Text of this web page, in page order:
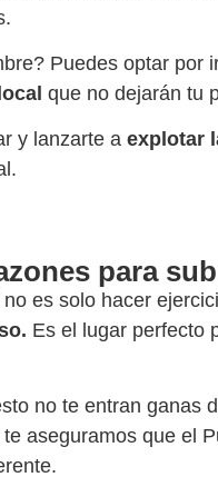
Puedes optar por
que no dejarán tu
y lanzarte a explotar
para
es solo hacer
Es el lugar perfecto
no te entran ganas
aseguramos que el